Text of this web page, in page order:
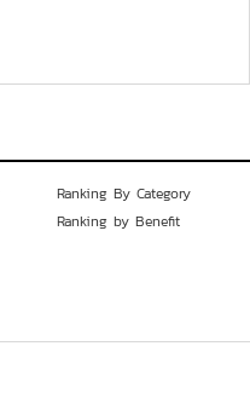
Ranking By Category
Ranking by Benefit